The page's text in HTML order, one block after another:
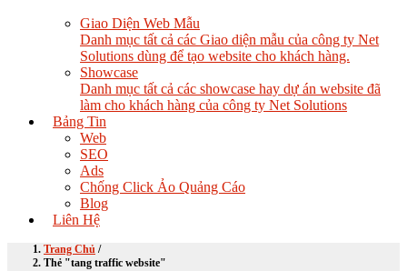
Giao Diện Web Mẫu
Danh mục tất cả các Giao diện mẫu của công ty Net
Solutions dùng để tạo website cho khách hàng.
Showcase
Danh mục tất cả các showcase hay dự án website đã
làm cho khách hàng của công ty Net Solutions
Bảng Tin
Web
SEO
Ads
Chống Click Ảo Quảng Cáo
Blog
Liên Hệ
Trang Chủ /
Thẻ "tang traffic website"